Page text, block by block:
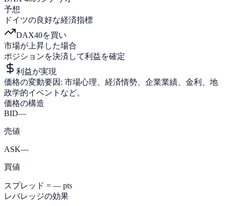
予想
ドイツの良好な経済指標
DAX40を買い
市場が上昇した場合
ポジションを決済して利益を確定
利益が実現
価格の変動要因: 市場心理、経済情勢、企業業績、金利、地
政学的イベントなど。
価格の構造
BID—
売値
ASK—
買値
スプレッド = — pts
レバレッジの効果